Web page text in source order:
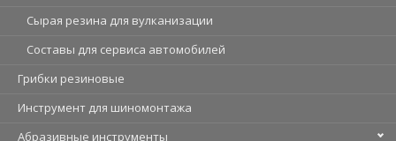
Cырая резина для вулканизации
Составы для сервиса автомобилей
Грибки резиновые
Инструмент для шиномонтажа
Абразивные инструменты